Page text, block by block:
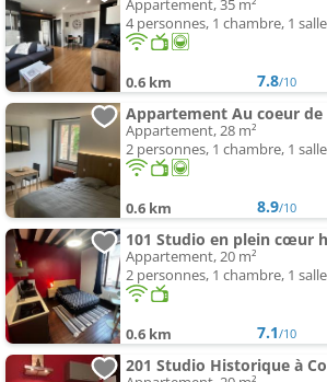
Appartement, 35 m²
4 personnes, 1 chambre, 1
0.6 km 7.8/10
Appartement Au coeur de
Appartement, 28 m²
2 personnes, 1 chambre, 1
0.6 km 8.9/10
101 Studio en plein cœur
Appartement, 20 m²
2 personnes, 1 chambre, 1
0.6 km 7.1/10
201 Studio Historique à